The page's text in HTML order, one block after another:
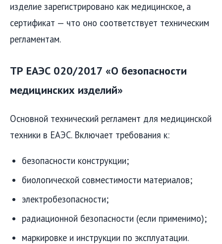
изделие зарегистрировано как медицинское, а
сертификат — что оно соответствует техническим
регламентам.
ТР ЕАЭС 020/2017 «О безопасности
медицинских изделий»
Основной технический регламент для медицинской
техники в ЕАЭС. Включает требования к:
безопасности конструкции;
биологической совместимости материалов;
электробезопасности;
радиационной безопасности (если применимо);
маркировке и инструкции по эксплуатации.